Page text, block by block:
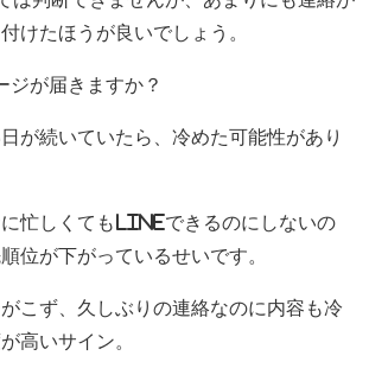
けたほうが良いでしょう。
ジが届きますか？
が続いていたら、冷めた可能性があり
に忙しくてもlineできるのにしないの
位が下がっているせいです。
こず、久しぶりの連絡なのに内容も冷
高いサイン。